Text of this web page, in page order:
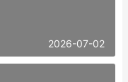
2026-07-02